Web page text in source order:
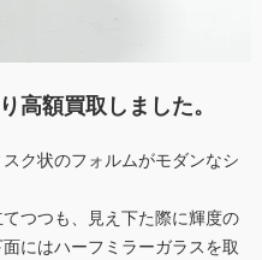
高額買取しました。
ク状のフォルムがモダンなシ
つつも、見え下た際に輝度の
にはハーフミラーガラスを取